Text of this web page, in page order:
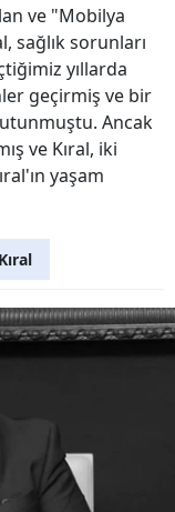
ve "Mobilya
sağlık sorunları
yıllarda
geçirmiş ve bir
Ancak
ve Kıral, iki
yaşam